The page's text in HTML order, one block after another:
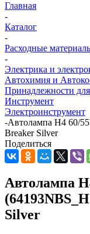
Главная
-
Каталог
-
Расходные
-
Электрика и
Автохимия и
Принадлежности
Инструмент
Электроинструмент
-Автолампа H4 60/
Breaker Silver
Поделиться
Автолампа
Silver